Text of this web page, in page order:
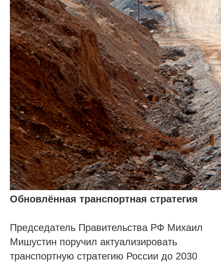
Обновлённая транспортная стратегия
Председатель Правительства РФ Михаил
Мишустин поручил актуализировать
транспортную стратегию России до 2030